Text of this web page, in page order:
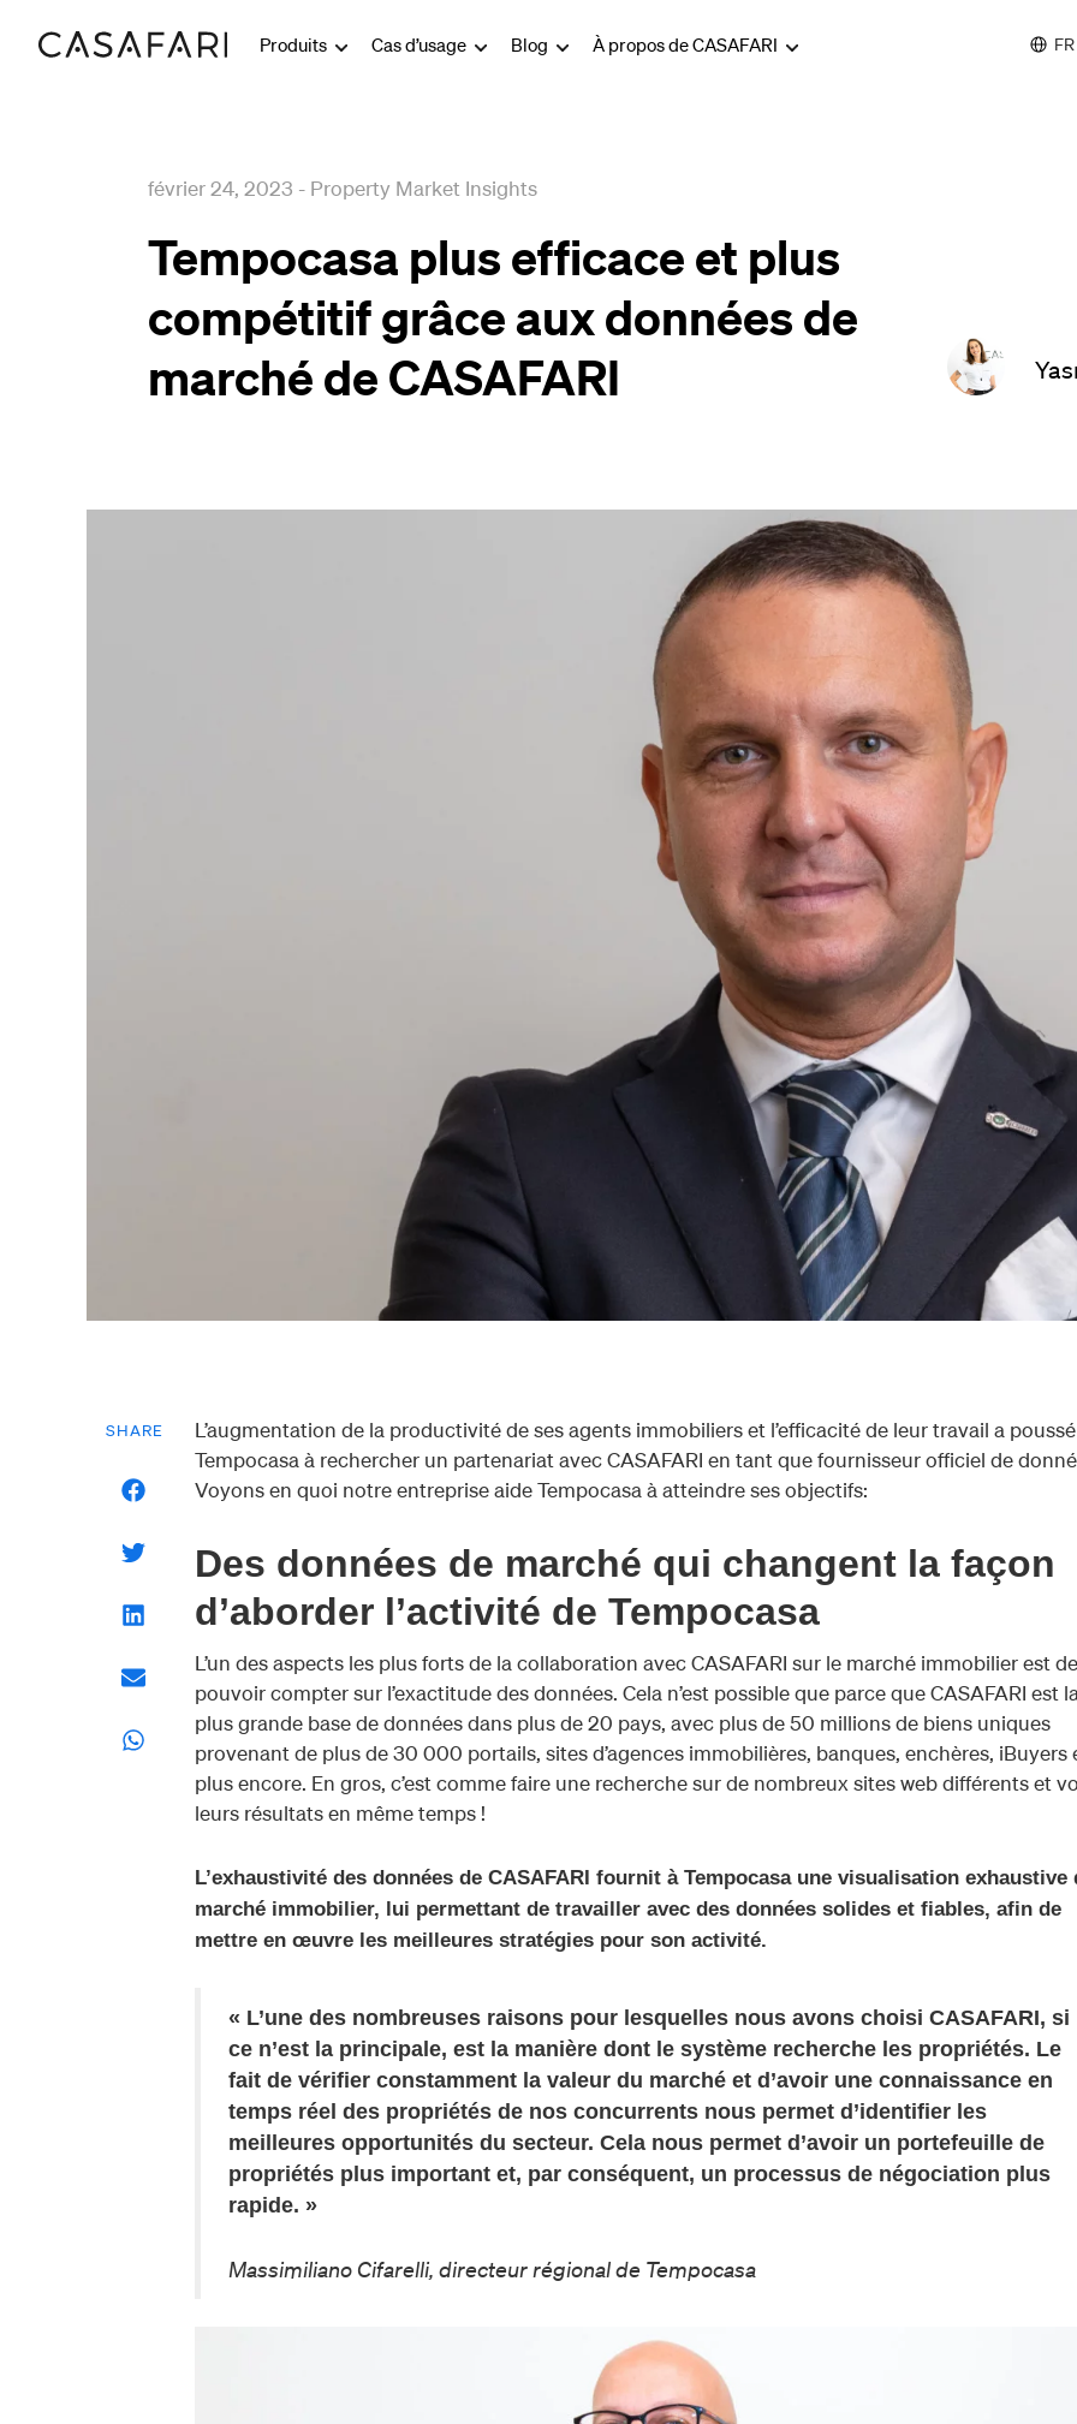
Produits Cas d’usage Blog À propos de CASAFARI FR
février 24, 2023 - Property Market Insights
Tempocasa plus efficace et plus
compétitif grâce aux données de
marché de CASAFARI
SHARE
L’augmentation de la productivité de ses agents immobiliers et l’efficacité de leur travail a poussé
Tempocasa à rechercher un partenariat avec CASAFARI en tant que fournisseur officiel de
Voyons en quoi notre entreprise aide Tempocasa à atteindre ses objectifs:
Des données de marché qui changent la façon
d’aborder l’activité de Tempocasa
L’un des aspects les plus forts de la collaboration avec CASAFARI sur le marché immobilier est de
pouvoir compter sur l’exactitude des données. Cela n’est possible que parce que CASAFARI est
plus grande base de données dans plus de 20 pays, avec plus de 50 millions de biens uniques
provenant de plus de 30 000 portails, sites d’agences immobilières, banques, enchères, iBuyers
plus encore. En gros, c’est comme faire une recherche sur de nombreux sites web différents et
leurs résultats en même temps !
L’exhaustivité des données de CASAFARI fournit à Tempocasa une visualisation exhaustive
marché immobilier, lui permettant de travailler avec des données solides et fiables, afin de
mettre en œuvre les meilleures stratégies pour son activité.
« L’une des nombreuses raisons pour lesquelles nous avons choisi CASAFARI, si
ce n’est la principale, est la manière dont le système recherche les propriétés. Le
fait de vérifier constamment la valeur du marché et d’avoir une connaissance en
temps réel des propriétés de nos concurrents nous permet d’identifier les
meilleures opportunités du secteur. Cela nous permet d’avoir un portefeuille de
propriétés plus important et, par conséquent, un processus de négociation plus
rapide. »
Massimiliano Cifarelli, directeur régional de Tempocasa